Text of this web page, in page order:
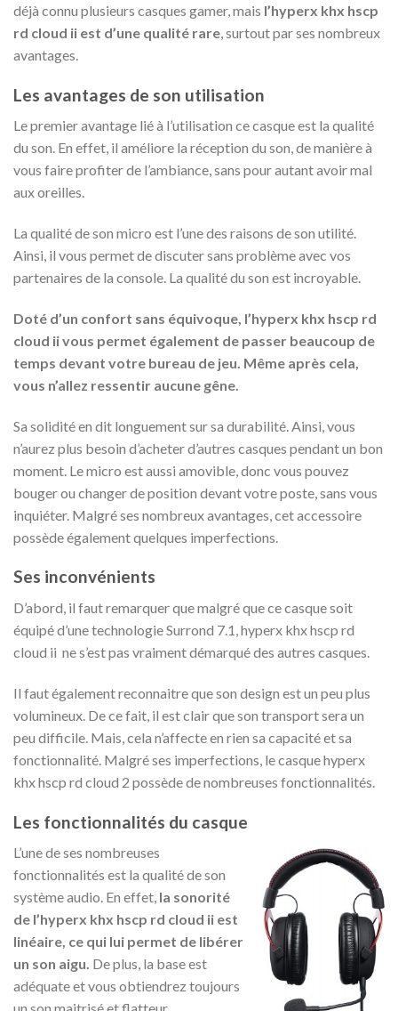
déjà connu plusieurs casques gamer, mais l’hyperx khx hscp
rd cloud ii est d’une qualité rare , surtout par ses nombreux
avantages.
Les avantages de son utilisation
Le premier avantage lié à l’utilisation ce casque est la qualité
du son. En effet, il améliore la réception du son, de manière à
vous faire profiter de l’ambiance, sans pour autant avoir mal
aux oreilles.
La qualité de son micro est l’une des raisons de son utilité.
Ainsi, il vous permet de discuter sans problème avec vos
partenaires de la console. La qualité du son est incroyable.
Doté d’un confort sans équivoque, l’hyperx khx hscp rd
cloud ii vous permet également de passer beaucoup de
temps devant votre bureau de jeu. Même après cela,
vous n’allez ressentir aucune gêne.
Sa solidité en dit longuement sur sa durabilité. Ainsi, vous
n’aurez plus besoin d’acheter d’autres casques pendant un bon
moment. Le micro est aussi amovible, donc vous pouvez
bouger ou changer de position devant votre poste, sans vous
inquiéter. Malgré ses nombreux avantages, cet accessoire
possède également quelques imperfections.
Ses inconvénients
D’abord, il faut remarquer que malgré que ce casque soit
équipé d’une technologie Surrond 7.1, hyperx khx hscp rd
cloud ii ne s’est pas vraiment démarqué des autres casques.
Il faut également reconnaitre que son design est un peu plus
volumineux. De ce fait, il est clair que son transport sera un
peu difficile. Mais, cela n’affecte en rien sa capacité et sa
fonctionnalité. Malgré ses imperfections, le casque hyperx
khx hscp rd cloud 2 possède de nombreuses fonctionnalités.
Les fonctionnalités du casque
L’une de ses nombreuses
fonctionnalités est la qualité de son
système audio. En effet, la sonorité
de l’hyperx khx hscp rd cloud ii est
linéaire, ce qui lui permet de libérer
un son aigu. De plus, la base est
adéquate et vous obtiendrez toujours